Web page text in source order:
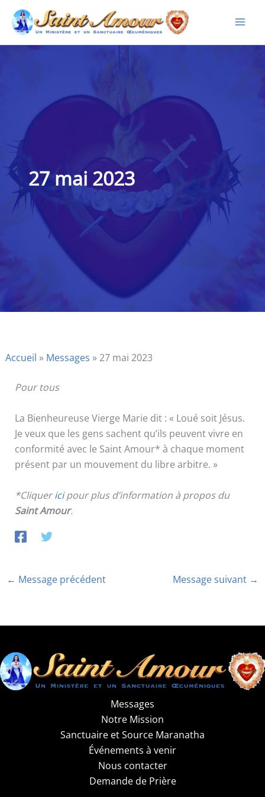
Aller
contenu
27 mai 2023
Accueil » Messages »27 mai 2023
Pour tous
La Bienheureuse Vierge Marie dit : « Loué soit Jésus.
Je veux que les gens sachent qu’ils peuvent vivre en
conformité avec le Saint Amour* à chaque moment
présent par un mouvement du libre arbitre. »
*Cliquericipour plus d’information à propos du
Saint Amour.
← Message précédent Message suivant →
Messages
Notre Mission
Sanctuaire et Source Maranatha
Événements à venir
Nous contacter
Demande de Prière